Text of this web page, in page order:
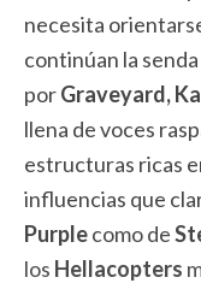
necesita
continúan la senda
porGraveyard,
llena de voces
estructuras ricas
influencias que
Purplecomo de
los Hellacopters